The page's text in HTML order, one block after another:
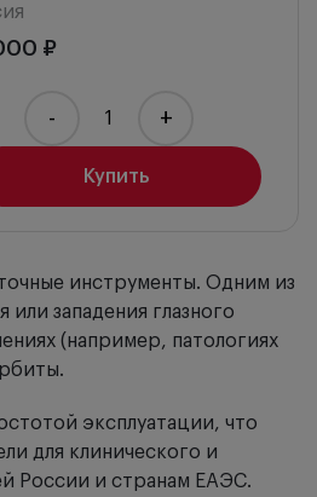
₽
Купить
- +
инструменты. Одним из
западения глазного
(например, патологиях
эксплуатации, что
для клинического и
России и странам ЕАЭС.